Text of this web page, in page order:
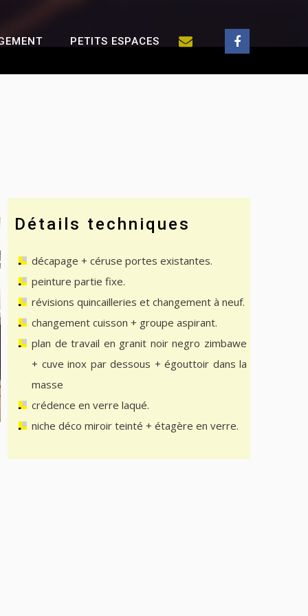
PETITS ESPACES
Détails techniques
décapage + céruse portes existantes.
peinture partie fixe.
révisions quincailleries et changement à neuf.
changement cuisson + groupe aspirant.
plan de travail en granit noir negro zimbawe
+ cuve inox par dessous + égouttoir dans la
masse
crédence en verre laqué.
niche déco miroir teinté + étagère en verre.